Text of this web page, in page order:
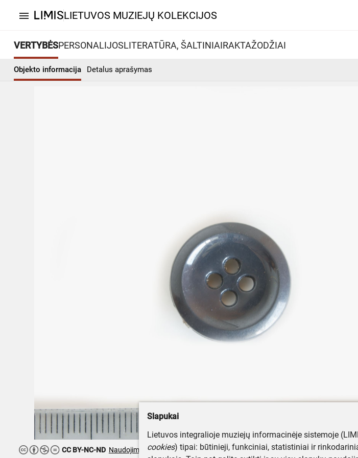
menu LIETUVOS MUZIEJŲ KOLEKCIJOS
VERTYBĖSPERSONALIJOSLITERATŪRA, ŠALTINIAIRAKTAŽODŽIAI
Objekto informacija Detalus aprašymas
CC BY-NC-ND Naudojimo teisės ribojamos
Slapukai
Lietuvos integralioje muziejų informacinėje sistemoje
cookies) tipai: būtinieji, funkciniai, statistiniai ir